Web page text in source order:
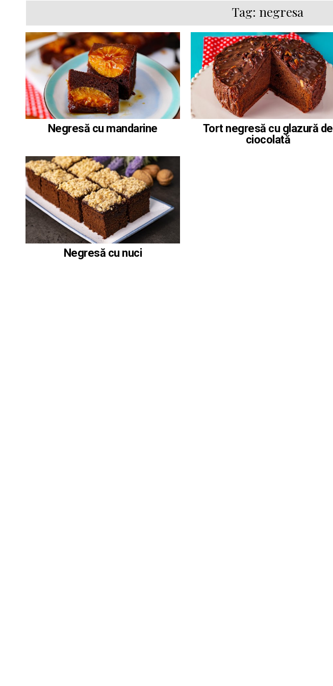
Tag: negresa
Negresă cu mandarine
Tort negresă cu glazură de
ciocolată
Negresă cu nuci